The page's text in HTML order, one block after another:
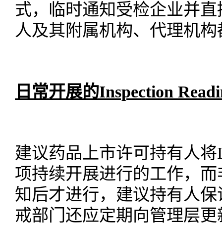
式，临时通知受检企业并
人及其附属机构、代理机
日常开展的Inspection
建议药品上市许可持有人将I
项持续开展进行的工作，
知后才进行，建议持有人
戒部门还应定期向管理层更